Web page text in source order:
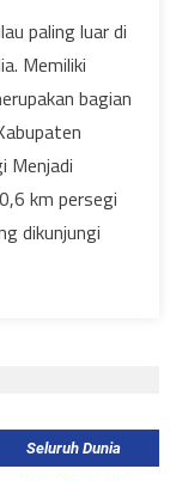
paling luar di
Memiliki
bagian
Menjadi
km persegi
dikunjungi